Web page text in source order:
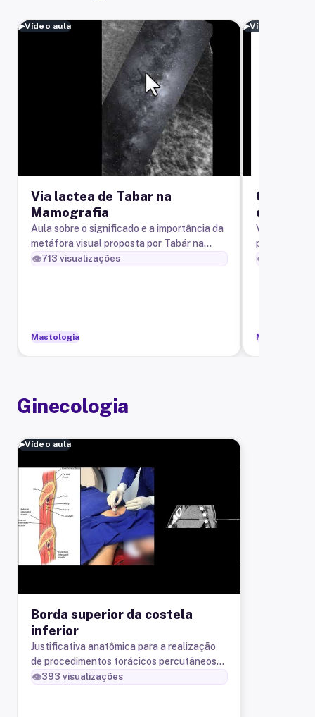
▶Vídeo aula
Via lactea de Tabar na
Mamografia
Aula sobre o significado e a importância da
metáfora visual proposta por Tabár na
interpretação da mamografia na incidência
👁️713 visualizações
Mastologia
▶Vídeo aula
Como
da
Vídeo sobre
para guiar o
num clipe
👁️
Mastologia
Ginecologia
▶Vídeo aula
Borda superior da costela
inferior
Justificativa anatômica para a realização
de procedimentos torácicos percutâneos
junto à borda superior da costela inferior.
👁️393 visualizações